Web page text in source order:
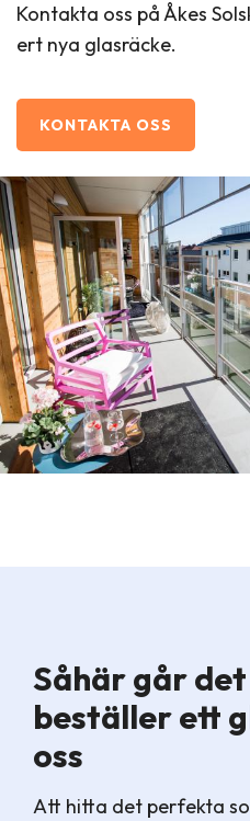
Kontakta oss på Åkes
ert nya glasräcke.
KONTAKTA OSS
Såhär går
beställer ett
oss
Att hitta det perfekta